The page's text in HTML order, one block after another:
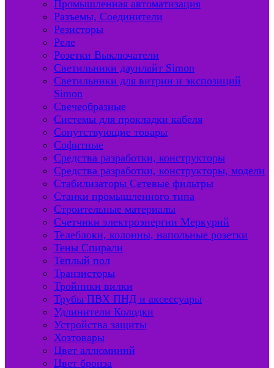
Промышленная автоматизация
Разъемы, Соединители
Резисторы
Реле
Розетки Выключатели
Светильники даунлайт Simon
Светильники для витрин и экспозиций
Simon
Свечеобразные
Системы для прокладки кабеля
Сопутствующие товары
Софитные
Средства разработки, конструкторы
Средства разработки, конструкторы, модели
Стабилизаторы Сетевые фильтры
Станки промышленного типа
Строительные материалы
Счетчики электроэнергии Меркурий
Телеблоки, колонны, напольные розетки
Тены Спирали
Теплый пол
Транзисторы
Тройники вилки
Трубы ПВХ ПНД и аксессуары
Удлинители Колодки
Устройства защиты
Хозтовары
Цвет аллюминий
Цвет бронза